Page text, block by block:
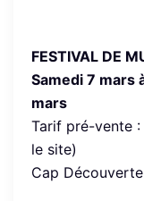
FESTIVAL DE
Samedi 7 mars
mars
Tarif pré-vente
le site)
Cap